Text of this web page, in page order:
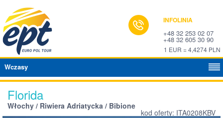
INFOLINIA
+48 32 253 02 07
+48 32 605 30 90
1 EUR = 4,4274 PLN
Wczasy
Florida
Włochy / Riwiera Adriatycka / Bibione
kod oferty: ITA0208KBV